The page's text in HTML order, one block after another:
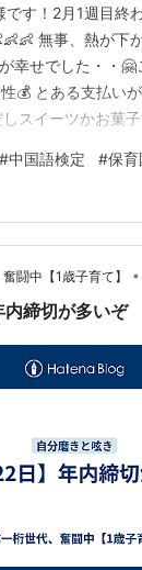
す！2月1週目終
無事、熱が下が
幸せでした・・
💰 とある支払い
スイーツかお菓
ぎて・・買えない
ークリームも180
ましたが、アイス
ずに帰宅です←←
る予定です。中国
の…
#中国語検定 #保育
闘中【1歳子育て】 •
内締切が多いぞ